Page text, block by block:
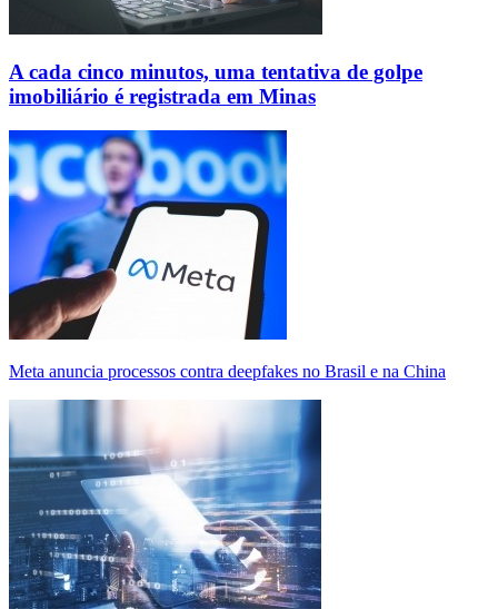
A cada cinco minutos, uma tentativa de golpe
imobiliário é registrada em Minas
Meta anuncia processos contra deepfakes no Brasil e na China